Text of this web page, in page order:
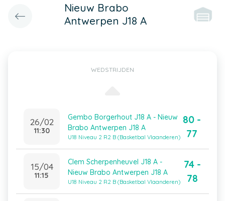
Nieuw Brabo
Antwerpen J18 A
WEDSTRIJDEN
26/02
11:30
Gembo Borgerhout J18 A - Nieuw
Brabo Antwerpen J18 A
U18 Niveau 2 R2 B (Basketbal Vlaanderen)
80 -
77
15/04
11:15
Clem Scherpenheuvel J18 A -
Nieuw Brabo Antwerpen J18 A
U18 Niveau 2 R2 B (Basketbal Vlaanderen)
74 -
78